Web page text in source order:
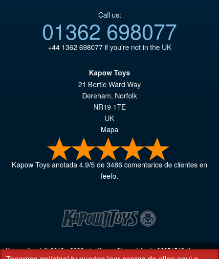
Call us:
01362 698077
+44 1362 698077if you're not in the UK
Kapow Toys
21 Bertie Ward Way
Dereham, Norfolk
NR19 1TE
UK
Mapa
Kapow Toysanotada4.9/5de3486comentarios de clientes en
feefo.
Kapow Toys! © 2013 - 2026 | Compañía registrada06851542Kapow